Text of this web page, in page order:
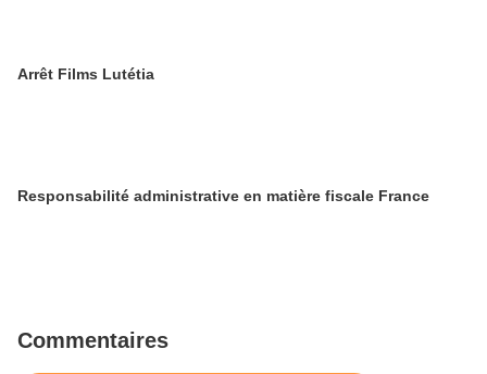
Arrêt Films Lutétia
Responsabilité administrative en matière fiscale France
Commentaires